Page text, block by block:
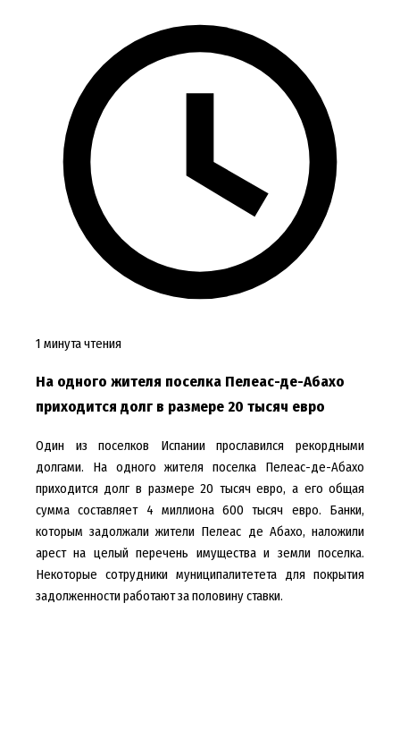
1 минута чтения
На одного жителя поселка Пелеас-де-Абахо
приходится долг в размере 20 тысяч евро
Один из поселков Испании прославился рекордными
долгами. На одного жителя поселка Пелеас-де-Абахо
приходится долг в размере 20 тысяч евро, а его общая
сумма составляет 4 миллиона 600 тысяч евро. Банки,
которым задолжали жители Пелеас де Абахо, наложили
арест на целый перечень имущества и земли поселка.
Некоторые сотрудники муниципалитетета для покрытия
задолженности работают за половину ставки.